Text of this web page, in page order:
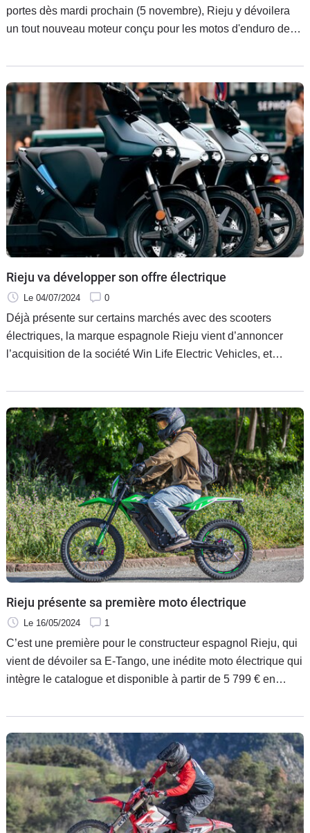
portes dès mardi prochain (5 novembre), Rieju y dévoilera
un tout nouveau moteur conçu pour les motos d'enduro de
Rieju va développer son offre électrique
Le 04/07/2024 0
Déjà présente sur certains marchés avec des scooters
électriques, la marque espagnole Rieju vient d’annoncer
l’acquisition de la société Win Life Electric Vehicles, et
nouveaux modèles électriques.
Rieju présente sa première moto électrique
Le 16/05/2024 1
C’est une première pour le constructeur espagnol Rieju, qui
vient de dévoiler sa E-Tango, une inédite moto électrique qui
intègre le catalogue et disponible à partir de 5 799 € en
pour sa déclinaison non homologuée.